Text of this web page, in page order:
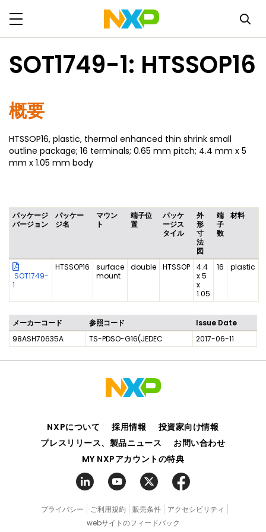
SOT1749-1: HTSSOP16
概要
HTSSOP16, plastic, thermal enhanced thin shrink small
outline package; 16 terminals; 0.65 mm pitch; 4.4 mm x 5
mm x 1.05 mm body
パッケージ
バージョン
パッケー
ジ名
マウン
ト
端子位
置
パッケ
ージス
タイル
外
形
寸
法
図
端
子
数
材料
SOT1749-
1
HTSSOP16
surface
mount
double HTSSOP
4.4
x 5
x
1.05
16 plastic
メーカーコード 参照コード
Issue Date
98ASH70635A
TS-PDSO-G16(JEDEC 2017-06-11
NXPについて 採用情報
投資家向け情報
プレスリリース、製品ニュース
お問い合わせ
MY NXPアカウントの特典
プライバシー ご利用規約 販売条件
アクセシビリティ
webサイトのフィードバック